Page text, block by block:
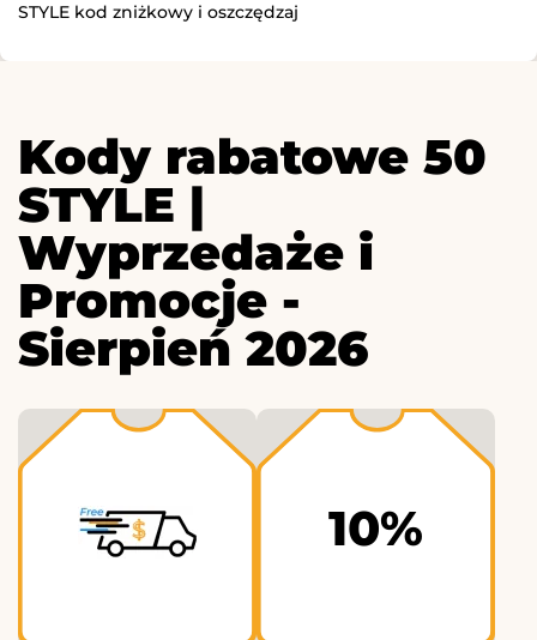
STYLE kod zniżkowy i oszczędzaj
Kody rabatowe 50
STYLE |
Wyprzedaże i
Promocje -
Sierpień 2026
10%